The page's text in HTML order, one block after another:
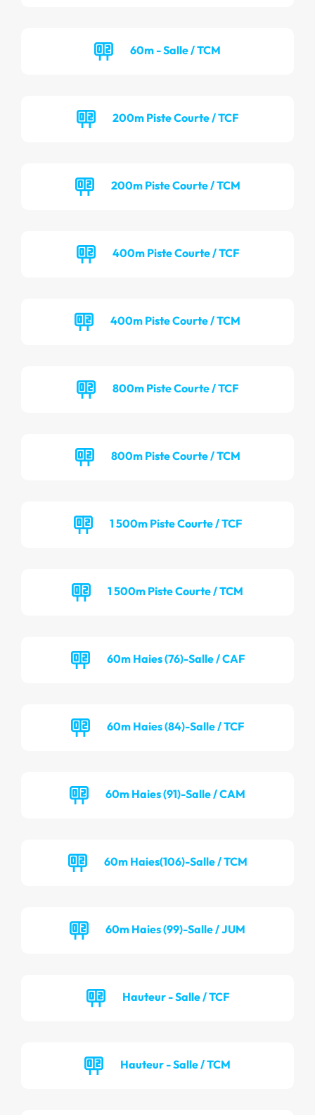
60m - Salle / TCM
200m Piste Courte / TCF
200m Piste Courte / TCM
400m Piste Courte / TCF
400m Piste Courte / TCM
800m Piste Courte / TCF
800m Piste Courte / TCM
1 500m Piste Courte / TCF
1 500m Piste Courte / TCM
60m Haies (76)-Salle / CAF
60m Haies (84)-Salle / TCF
60m Haies (91)-Salle / CAM
60m Haies(106)-Salle / TCM
60m Haies (99)-Salle / JUM
Hauteur - Salle / TCF
Hauteur - Salle / TCM